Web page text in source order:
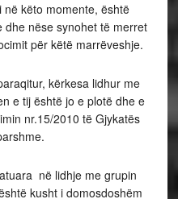
këto momente, është
dhe nëse synohet të merret
për këtë marrëveshje.
kërkesa lidhur me
e tij është jo e plotë dhe e
nr.15/2010 të Gjykatës
në lidhje me grupin
kusht i domosdoshëm